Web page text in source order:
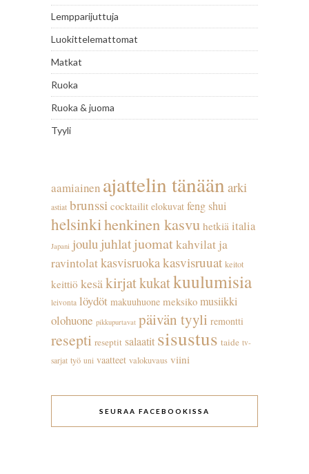
Lempparijuttuja
Luokittelemattomat
Matkat
Ruoka
Ruoka & juoma
Tyyli
aamiainen ajattelin tänään arki
astiat brunssi cocktailit elokuvat feng shui
helsinkihenkinen kasvu hetkiä italia
Japani joulu juhlatjuomatkahvilat ja
ravintolatkasvisruokakasvisruuat keitot
keittiö kesä kirjatkukatkuulumisia
leivonta löydöt makuuhuone meksiko musiikki
olohuone pikkupurtavat päivän tyyli remontti
resepti reseptit salaatit sisustus taide tv-
sarjat työ uni vaatteet valokuvaus viini
SEURAA FACEBOOKISSA